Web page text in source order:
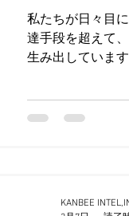
なってくれるこ
けでなく、口コ
高めてくれ
私たちが日々目
達手段を超えて
生み出していま
す。今回は、動
の具体的な方法
きやすいメディ
KANBEE